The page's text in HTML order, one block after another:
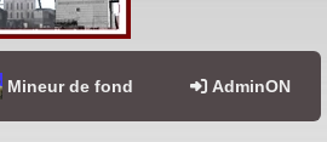
Mineur de fond AdminON